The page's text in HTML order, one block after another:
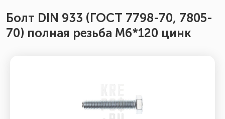
Болт DIN 933 (ГОСТ 7798-70, 7805-
70) полная резьба М6*120 цинк